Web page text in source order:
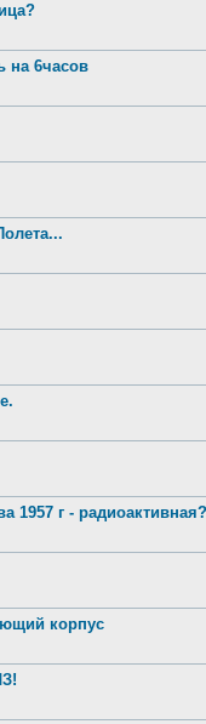
на 6часов
1957 г - радиоактивная?
корпус